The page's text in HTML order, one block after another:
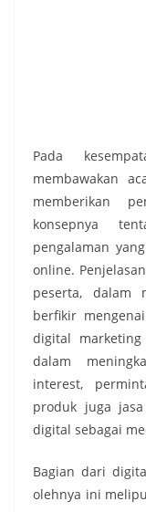
Pada
membawakan
memberikan
konsepnya
pengalaman
online.
peserta, dalam
berfikir
digital
dalam
interest,
produk juga
digital sebagai
Bagian dari
olehnya ini